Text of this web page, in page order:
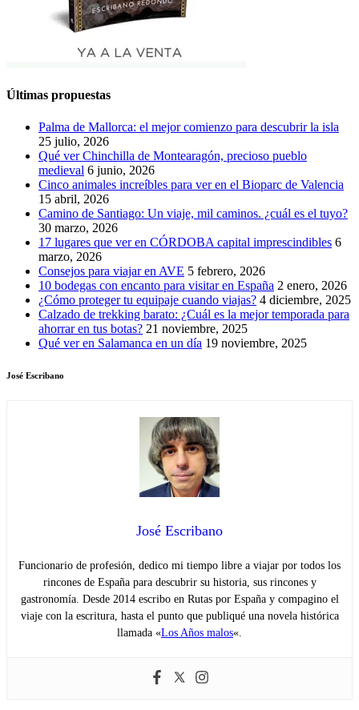
Últimas propuestas
Palma de Mallorca: el mejor comienzo para descubrir la isla
25 julio, 2026
Qué ver Chinchilla de Montearagón, precioso pueblo
medieval 6 junio, 2026
Cinco animales increíbles para ver en el Bioparc de Valencia
15 abril, 2026
Camino de Santiago: Un viaje, mil caminos. ¿cuál es el tuyo?
30 marzo, 2026
17 lugares que ver en CÓRDOBA capital imprescindibles 6
marzo, 2026
Consejos para viajar en AVE 5 febrero, 2026
10 bodegas con encanto para visitar en España 2 enero, 2026
¿Cómo proteger tu equipaje cuando viajas? 4 diciembre, 2025
Calzado de trekking barato: ¿Cuál es la mejor temporada para
ahorrar en tus botas? 21 noviembre, 2025
Qué ver en Salamanca en un día 19 noviembre, 2025
José Escribano
José Escribano
Funcionario de profesión, dedico mi tiempo libre a viajar por todos los
rincones de España para descubrir su historia, sus rincones y
gastronomía. Desde 2014 escribo en Rutas por España y compagino el
viaje con la escritura, hasta el punto que publiqué una novela histórica
llamada «Los Años malos«.